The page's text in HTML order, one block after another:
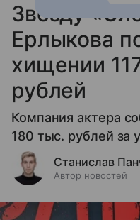
Звезду
Ерлыкова
хищении
рублей
Компания актера
180 тыс. рублей за
Станислав
Автор новостей